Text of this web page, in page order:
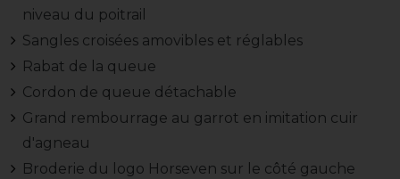
niveau du poitrail
Sangles croisées amovibles et réglables
Rabat de la queue
Cordon de queue détachable
Grand rembourrage au garrot en imitation cuir
d'agneau
Broderie du logo Horseven sur le côté gauche